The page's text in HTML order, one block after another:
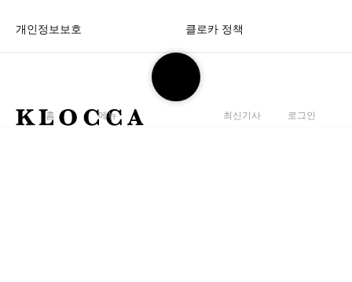
검
색
홈 메뉴 최신기사 로그인
개인정보보호 클로카 정책
K